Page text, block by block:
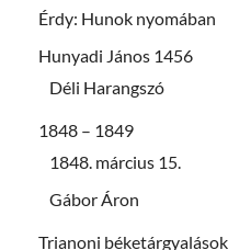
Érdy: Hunok nyomában
Hunyadi János 1456
Déli Harangszó
1848 – 1849
1848. március 15.
Gábor Áron
Trianoni béketárgyalások